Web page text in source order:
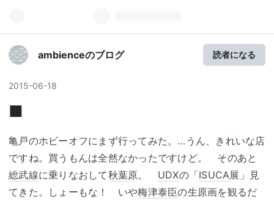
ambienceのブログ 読者になる
2015-06-18
■
亀戸のホビーオフにまず行ってみた。…うん、きれいな店
ですね。買うもんは全然なかったですけど。 そのあと
総武線に乗りなおして秋葉原。 UDXの「ISUCA展」見
てきた。しょーもな！ いや梅津泰臣の生原画を観るだ